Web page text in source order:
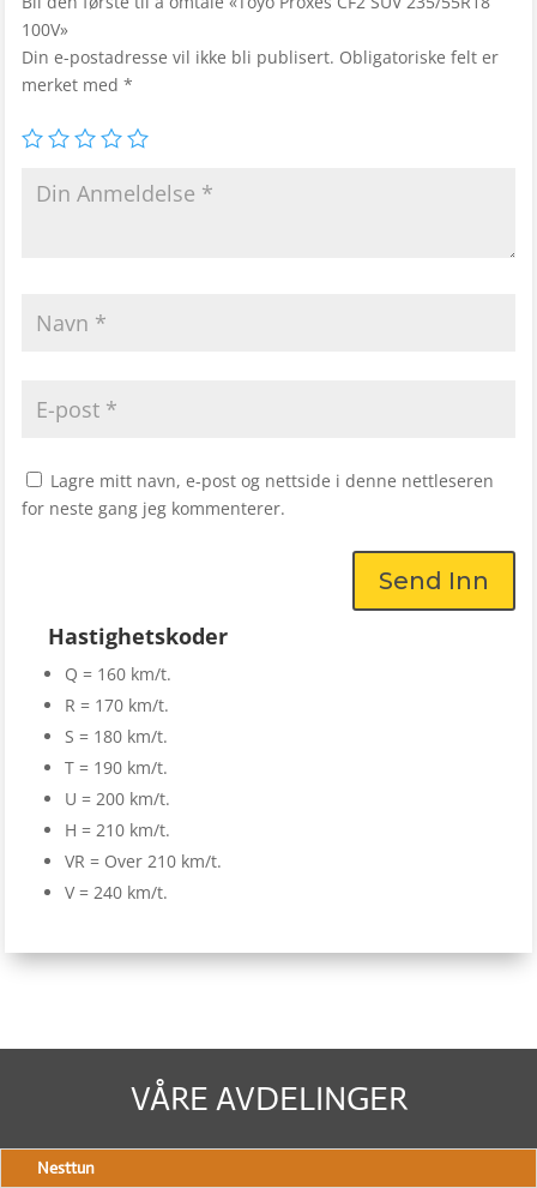
100V»
Din e-postadresse vil ikke bli publisert. Obligatoriske felt er
merket med *
Lagre mitt navn, e-post og nettside i denne nettleseren
for neste gang jeg kommenterer.
Send Inn
Hastighetskoder
Q = 160 km/t.
R = 170 km/t.
S = 180 km/t.
T = 190 km/t.
U = 200 km/t.
H = 210 km/t.
VR = Over 210 km/t.
V = 240 km/t.
VÅRE AVDELINGER
Nesttun